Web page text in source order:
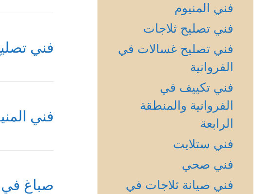
فني
فني
صباغ في
فني المنيوم
فني تصليح ثلاجات
فني تصليح غسالات في
الفروانية
فني تكييف في
الفروانية والمنطقة
الرابعة
فني ستلايت
فني صحي
فني صيانة ثلاجات في